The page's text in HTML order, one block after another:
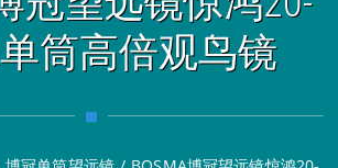
筒高倍观鸟镜